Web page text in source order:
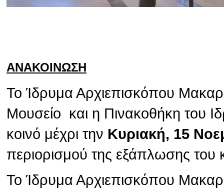
ΑΝΑΚΟΙΝΩΣΗ
Το Ίδρυμα Αρχιεπισκόπου
Μουσείο και η Πινακοθήκη του
κοινό μέχρι την Κυριακή, 15
περιορισμού της εξάπλωσης του
Το Ίδρυμα Αρχιεπισκόπου